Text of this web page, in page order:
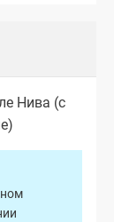
Нива (с